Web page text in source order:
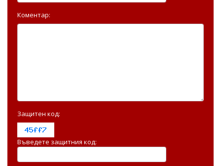
Коментар:
Защитен код:
Въведете защитния код: